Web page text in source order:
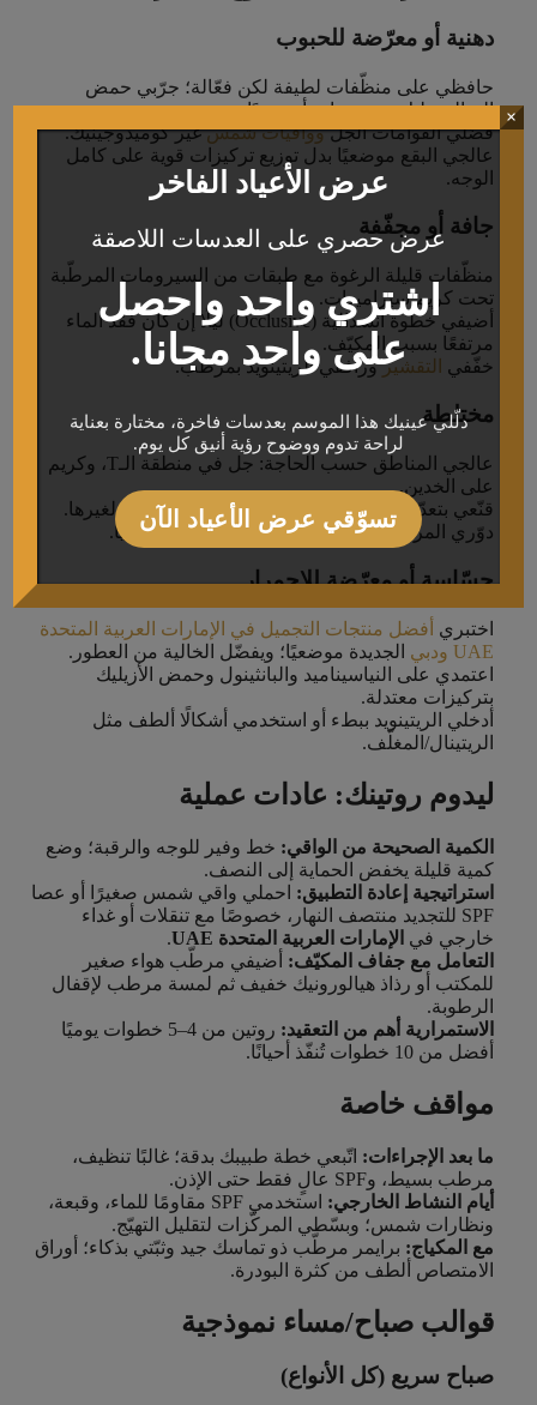
دهنية أو معرّضة للحبوب
حافظي على منظّفات لطيفة لكن فعّالة؛ جرّبي حمض
الساليسيليك بضع مرات أسبوعيًا.
فضّلي القوامات الجلوواقيات شمسغير كوميدوجينيك.
عالجي البقع موضعيًا بدل توزيع تركيزات قوية على كامل
الوجه.
جافة أو مجفّفة
منظّفات قليلة الرغوة مع طبقات من السيرومات المرطّبة
تحت كريم سيراميدات.
أضيفي خطوة انسدالية (Occlusive) ليلًا إن كان فقد الماء
مرتفعًا بسبب المكيّف.
خفّفي
التقشيرورافقي الريتينويد بمرطب.
مختلطة
عالجي المناطق حسب الحاجة: جل في منطقة الـT، وكريم
على الخدين.
قنّعي بتعدّد: طين للمناطق الدهنية، وقناع ترطيب لغيرها.
دوّري المركّزات؛ لستِ بحاجة لكل المكوّنات يوميًا.
حسّاسة أو معرّضة للاحمرار
اختبري أفضل منتجات التجميل في الإمارات العربية المتحدة
UAE ودبي
الجديدة موضعيًا؛ ويفضّل الخالية من العطور.
اعتمدي على النياسيناميد والبانثينول وحمض الأزيليك
بتركيزات معتدلة.
أدخلي الريتينويد ببطء أو استخدمي أشكالًا ألطف مثل
الريتينال/المغلّف.
ليدوم روتينك: عادات عملية
الكمية الصحيحة من الواقي: خط وفير للوجه والرقبة؛ وضع
كمية قليلة يخفض الحماية إلى النصف.
استراتيجية إعادة التطبيق: احملي واقي شمس صغيرًا أو عصا
SPF للتجديد منتصف النهار، خصوصًا مع تنقلات أو غداء
خارجي في الإمارات العربية المتحدة UAE
.
التعامل مع جفاف المكيّف: أضيفي مرطّب هواء صغير
للمكتب أو رذاذ هيالورونيك خفيف ثم لمسة مرطب لإقفال
الرطوبة.
الاستمرارية أهم من التعقيد:
روتين من 4–5 خطوات يوميًا
أفضل من 10 خطوات تُنفّذ أحيانًا.
مواقف خاصة
ما بعد الإجراءات: اتّبعي خطة طبيبك بدقة؛ غالبًا تنظيف،
مرطب بسيط، وSPF عالٍ فقط حتى الإذن.
أيام النشاط الخارجي:
استخدمي SPF مقاومًا للماء، وقبعة،
ونظارات شمس؛ وبسّطي المركّزات لتقليل التهيّج.
مع المكياج: برايمر مرطّب ذو تماسك جيد وثبّتي بذكاء؛ أوراق
الامتصاص ألطف من كثرة البودرة.
قوالب صباح/مساء نموذجية
صباح سريع (كل الأنواع)
عرض الأعياد الفاخر
عرض حصري على العدسات اللاصقة
اشتري واحد واحصل
على واحد مجانا.
دلّلي عينيك هذا الموسم بعدسات فاخرة، مختارة بعناية
لراحة تدوم ووضوح رؤية أنيق كل يوم.
تسوّقي عرض الأعياد الآن
×